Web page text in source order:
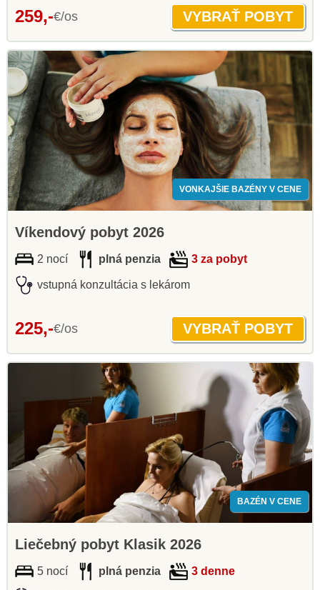
259,-€/os
VONKAJŠIE BAZÉNY V CENE
Víkendový pobyt 2026
2 nocí plná penzia 3 za pobyt
vstupná konzultácia s lekárom
225,-€/os
BAZÉN V CENE
Liečebný pobyt Klasik 2026
5 nocí plná penzia 3 denne